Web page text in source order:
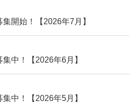
開始！【2026年7月】
中！【2026年6月】
中！【2026年5月】